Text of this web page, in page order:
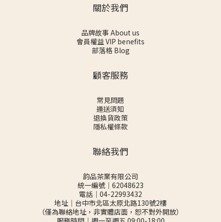
關於我們
品牌故事 About us
會員權益 VIP benefits
部落格 Blog
顧客服務
常見問題
運送須知
退換貨政策
隱私權條款
聯絡我們
韵品茶業有限公司
統一編號｜62048623
電話｜04-22993432
地址｜台中市北區太原北路130號2樓
（僅為聯絡地址，非實體店面，恕不對外開放）